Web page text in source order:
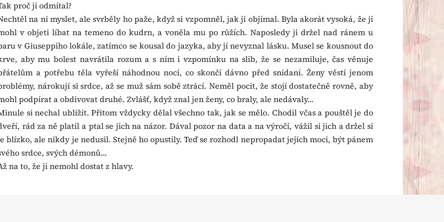
proč ji odmítal?
na ni myslet, ale svrběly ho paže, když si vzpomněl, jak ji objímal. Byla akorát vysoká, že ji
v objeti líbat na temeno do kudrn, a voněla mu po růžích. Naposledy ji držel nad ránem u
v Giuseppiho lokále, zatímco se kousal do jazyka, aby jí nevyznal lásku. Musel se kousnout do
aby mu bolest navrátila rozum a s ním i vzpomínku na slib, že se nezamiluje, čas věnuje
a potřebu těla vyřeší náhodnou nocí, co skončí dávno před snídaní. Ženy věstí jenom
nárokují si srdce, až se muž sám sobě ztrácí. Neměl pocit, že stojí dostatečně rovně, aby
podpírat a obdivovat druhé. Zvlášť, když znal jen ženy, co braly, ale nedávaly...
si nechal ublížit. Přitom vždycky dělal všechno tak, jak se mělo. Chodil včas a pouštěl je do
rád za ně platil a ptal se jich na názor. Dával pozor na data a na výročí, vážil si jich a držel si
blízko, ale nikdy je nedusil. Stejně ho opustily. Teď se rozhodl nepropadat jejich moci, být pánem
srdce, svých démonů...
na to, že ji nemohl dostat z hlavy.